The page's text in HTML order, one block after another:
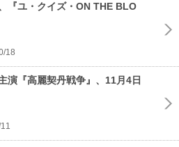
『ユ・クイズ・ON THE BLO
18
演『高麗契丹戦争』、11月4日